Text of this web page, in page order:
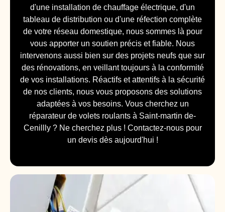
d'une installation de chauffage électrique, d'un
tableau de distribution ou d'une réfection complète
de votre réseau domestique, nous sommes là pour
vous apporter un soutien précis et fiable. Nous
intervenons aussi bien sur des projets neufs que sur
des rénovations, en veillant toujours à la conformité
de vos installations. Réactifs et attentifs à la sécurité
de nos clients, nous vous proposons des solutions
adaptées à vos besoins. Vous cherchez un
réparateur de volets roulants à Saint-martin de-
Cenillly ? Ne cherchez plus ! Contactez-nous pour
un devis dès aujourd'hui !